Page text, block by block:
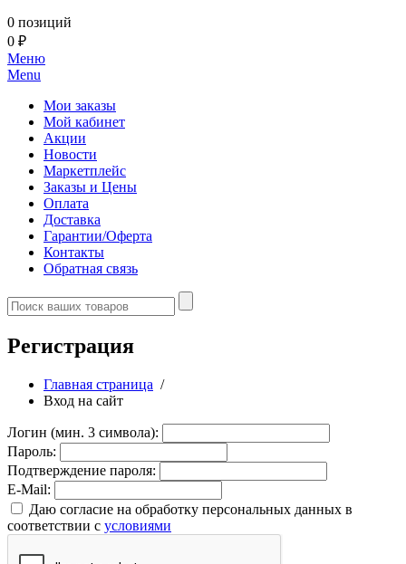
0 позиций
0 ₽
Меню
Menu
Мои заказы
Мой кабинет
Акции
Новости
Маркетплейс
Заказы и Цены
Оплата
Доставка
Гарантии/Оферта
Контакты
Обратная связь
Регистрация
Главная страница /
Вход на сайт
Логин (мин. 3 символа):
Пароль:
Подтверждение пароля:
E-Mail:
Даю согласие на обработку персональных данных в
соответствии с условиями